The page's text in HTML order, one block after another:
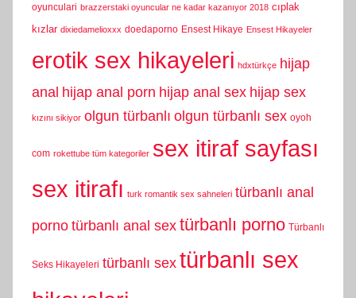
oyunculari brazzerstaki oyuncular ne kadar kazanıyor 2018 cıplak
kızlar dixiedamelioxxx doedaporno Ensest Hikaye Ensest Hikayeler
erotik sex hikayeleri hdxtürkçe hijap
anal hijap anal porn hijap anal sex hijap sex
kızını sikiyor olgun türbanlı olgun türbanlı sex oyoh
com rokettube tüm kategoriler sex itiraf sayfası
sex itirafı turk romantik sex sahneleri türbanlı anal
porno türbanlı anal sex türbanlı porno Türbanlı
Seks Hikayeleri türbanlı sex türbanlı sex